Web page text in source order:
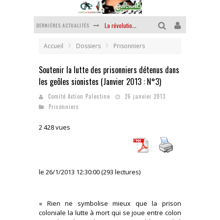
DERNIÈRES ACTUALITÉS La révolution ou rien
Des accords de paix sans le peuple et contre le peuple
La banalité du mal colonial
Yankees, Go home !
Accueil Dossiers Prisonniers
Soutenir la lutte des prisonniers détenus dans
les geôles sionistes (Janvier 2013 : N°3)
Comité Action Palestine
26 janvier 2013
Prisonniers
2 428 vues
le 26/1/2013 12:30:00 (293 lectures)
« Rien ne symbolise mieux que la prison
coloniale la lutte à mort qui se joue entre colon